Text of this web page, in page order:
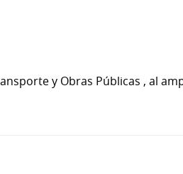
y Obras Públicas , al